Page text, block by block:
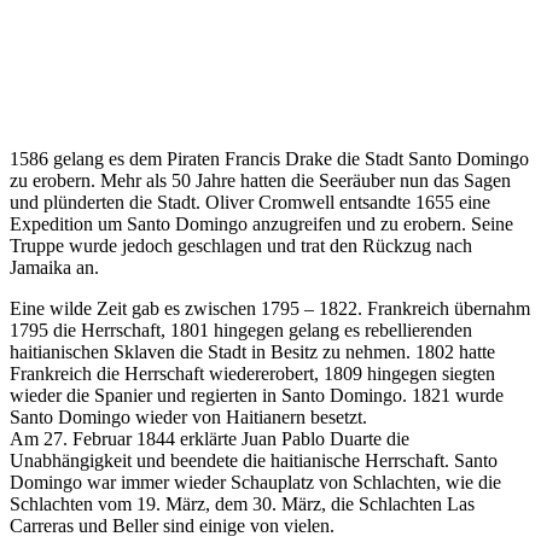
1586 gelang es dem Piraten Francis Drake die Stadt Santo Domingo
zu erobern. Mehr als 50 Jahre hatten die Seeräuber nun das Sagen
und plünderten die Stadt. Oliver Cromwell entsandte 1655 eine
Expedition um Santo Domingo anzugreifen und zu erobern. Seine
Truppe wurde jedoch geschlagen und trat den Rückzug nach
Jamaika an.
Eine wilde Zeit gab es zwischen 1795 – 1822. Frankreich übernahm
1795 die Herrschaft, 1801 hingegen gelang es rebellierenden
haitianischen Sklaven die Stadt in Besitz zu nehmen. 1802 hatte
Frankreich die Herrschaft wiedererobert, 1809 hingegen siegten
wieder die Spanier und regierten in Santo Domingo. 1821 wurde
Santo Domingo wieder von Haitianern besetzt.
Am 27. Februar 1844 erklärte Juan Pablo Duarte die
Unabhängigkeit und beendete die haitianische Herrschaft. Santo
Domingo war immer wieder Schauplatz von Schlachten, wie die
Schlachten vom 19. März, dem 30. März, die Schlachten Las
Carreras und Beller sind einige von vielen.